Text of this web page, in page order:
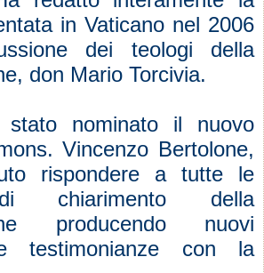
in Vaticano nel 2006
dei teologi della
don Mario Torcivia.
nominato il nuovo
Vincenzo Bertolone,
rispondere a tutte le
chiarimento della
producendo nuovi
testimonianze con la